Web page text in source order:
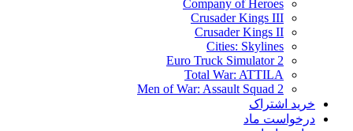
Company of Heroes
Crusader Kings III
Crusader Kings II
Cities: Skylines
Euro Truck Simulator 2
Total War: ATTILA
Men of War: Assault Squad 2
خرید اشتراک
درخواست ماد